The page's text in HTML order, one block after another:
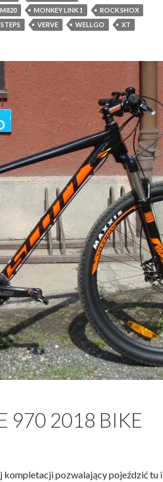
M820 MONKEY LINK 1
ROCK SHOX
STEPS VERVE WELLGO XT
970 2018 BIKE
kompletacji pozwalający pojeździć tu i